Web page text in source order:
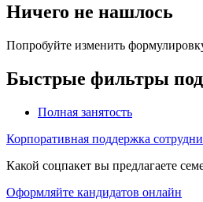
Ничего не нашлось
Попробуйте изменить
Быстрые фильтры
Полная занятость
Корпоративная поддержка
Какой соцпакет вы предлагаете
Оформляйте кандидатов онлайн